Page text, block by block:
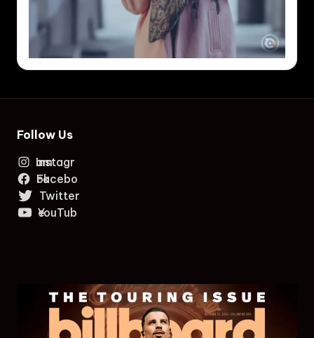
Follow Us
Instagram
Facebook
Twitter
YouTube